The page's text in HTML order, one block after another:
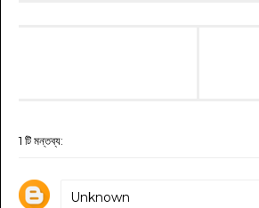
1 টি মন্তব্য:
Unknown